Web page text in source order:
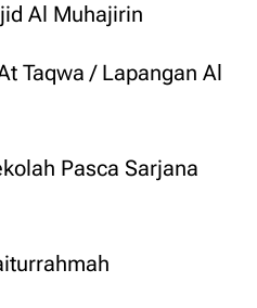
Al Muhajirin
Taqwa / Lapangan Al
Pasca Sarjana